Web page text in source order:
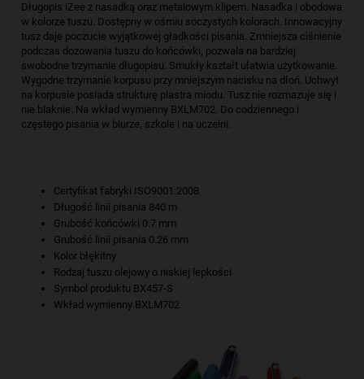
Długopis iZee z nasadką oraz metalowym klipem. Nasadka i obodowa
w kolorze tuszu. Dostępny w ośmiu soczystych kolorach. Innowacyjny
tusz daje poczucie wyjątkowej gładkości pisania. Zmniejsza ciśnienie
podczas dozowania tuszu do końcówki, pozwala na bardziej
swobodne trzymanie długopisu. Smukły kształt ułatwia użytkowanie.
Wygodne trzymanie korpusu przy mniejszym nacisku na dłoń. Uchwyt
na korpusie posiada strukturę plastra miodu. Tusz nie rozmazuje się i
nie blaknie. Na wkład wymienny BXLM702. Do codziennego i
częstego pisania w biurze, szkole i na uczelni.
Certyfikat fabryki ISO9001:2008
Długość linii pisania 840 m
Grubość końcówki 0.7 mm
Grubość linii pisania 0.26 mm
Kolor błękitny
Rodzaj tuszu olejowy o niskiej lepkości
Symbol produktu BX457-S
Wkład wymienny BXLM702